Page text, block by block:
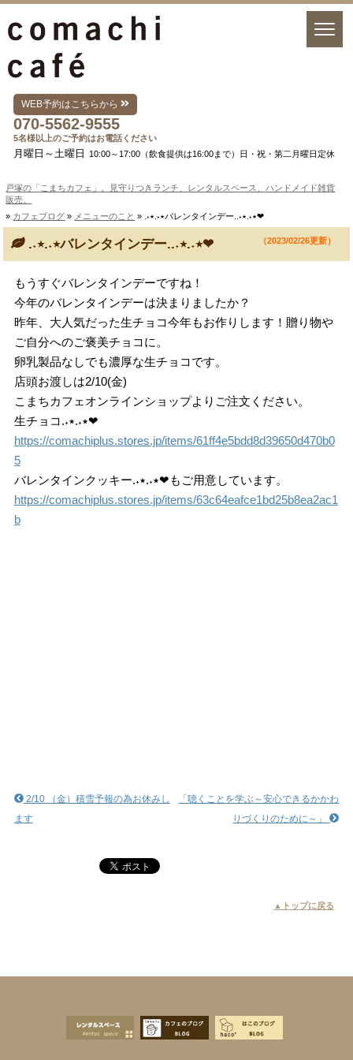
WEB予約はこちらから
070-5562-9555
5名様以上のご予約はお電話ください
月曜日～土曜日 10:00～17:00（飲食提供は16:00まで）日・祝・第二月曜日定休
戸塚の「こまちカフェ」。見守りつきランチ、レンタルスペース、ハンドメイド雑貨
販売。
» カフェブログ » メニューのこと » .‎˖٭.‎˖٭バレンタインデー..‎˖٭.‎˖٭❤︎
.‎˖٭.‎˖٭バレンタインデー..‎˖٭.‎˖٭❤︎ （2023/02/26更新）
もうすぐバレンタインデーですね！
今年のバレンタインデーは決まりましたか？
昨年、大人気だった生チョコ今年もお作りします！贈り物や
ご自分へのご褒美チョコに。
卵乳製品なしでも濃厚な生チョコです。
店頭お渡しは2/10(金)
こまちカフェオンラインショップよりご注文ください。
生チョコ.‎˖٭.‎˖٭❤︎
https://comachiplus.stores.jp/items/61ff4e5bdd8d39650d470b0
5
バレンタインクッキー.‎˖٭.‎˖٭❤︎もご用意しています。
https://comachiplus.stores.jp/items/63c64eafce1bd25b8ea2ac1
b
「聴くことを学ぶ～安心できるかかわ
りづくりのために～」
2/10 （金）積雪予報の為お休みし
ます
▲トップに戻る